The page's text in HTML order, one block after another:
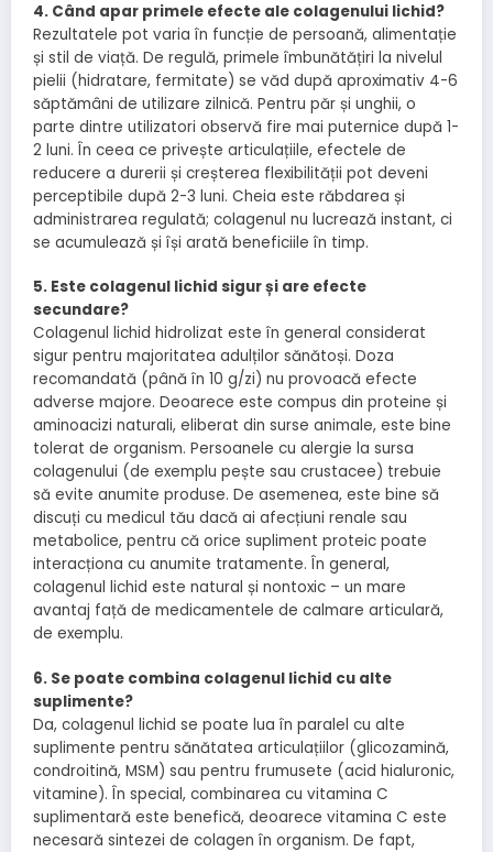
4. Când apar primele efecte ale colagenului lichid?
Rezultatele pot varia în funcție de persoană, alimentație
și stil de viață. De regulă, primele îmbunătățiri la nivelul
pielii (hidratare, fermitate) se văd după aproximativ 4-6
săptămâni de utilizare zilnică. Pentru păr și unghii, o
parte dintre utilizatori observă fire mai puternice după 1-
2 luni. În ceea ce privește articulațiile, efectele de
reducere a durerii și creșterea flexibilității pot deveni
perceptibile după 2-3 luni. Cheia este răbdarea și
administrarea regulată; colagenul nu lucrează instant, ci
se acumulează și își arată beneficiile în timp.
5. Este colagenul lichid sigur și are efecte
secundare?
Colagenul lichid hidrolizat este în general considerat
sigur pentru majoritatea adulților sănătoși. Doza
recomandată (până în 10 g/zi) nu provoacă efecte
adverse majore. Deoarece este compus din proteine și
aminoacizi naturali, eliberat din surse animale, este bine
tolerat de organism. Persoanele cu alergie la sursa
colagenului (de exemplu pește sau crustacee) trebuie
să evite anumite produse. De asemenea, este bine să
discuți cu medicul tău dacă ai afecțiuni renale sau
metabolice, pentru că orice supliment proteic poate
interacționa cu anumite tratamente. În general,
colagenul lichid este natural și nontoxic – un mare
avantaj față de medicamentele de calmare articulară,
de exemplu.
6. Se poate combina colagenul lichid cu alte
suplimente?
Da, colagenul lichid se poate lua în paralel cu alte
suplimente pentru sănătatea articulațiilor (glicozamină,
condroitină, MSM) sau pentru frumusete (acid hialuronic,
vitamine). În special, combinarea cu vitamina C
suplimentară este benefică, deoarece vitamina C este
necesară sintezei de colagen în organism. De fapt,